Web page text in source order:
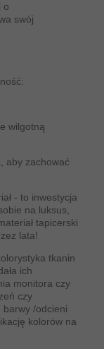
o
swój
wilgotną
aby zachować
- to inwestycja
na luksus,
tapicerski
lata!
tkanin
ich
monitora czy
czy
barwy /odcieni
kolorów na